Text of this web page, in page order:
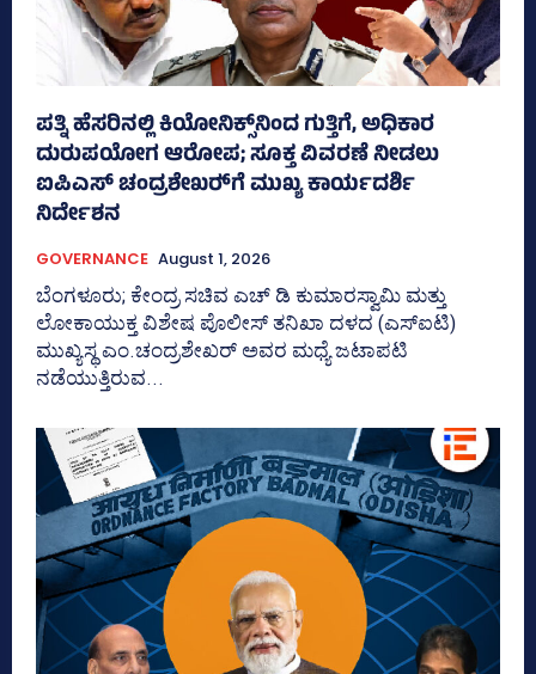
ಪತ್ನಿ ಹೆಸರಿನಲ್ಲಿ ಕಿಯೋನಿಕ್ಸ್‌ನಿಂದ ಗುತ್ತಿಗೆ, ಅಧಿಕಾರ
ದುರುಪಯೋಗ ಆರೋಪ; ಸೂಕ್ತ ವಿವರಣೆ ನೀಡಲು
ಐಪಿಎಸ್‌ ಚಂದ್ರಶೇಖರ್‍‌ಗೆ ಮುಖ್ಯ ಕಾರ್ಯದರ್ಶಿ
ನಿರ್ದೇಶನ
GOVERNANCE August 1, 2026
ಬೆಂಗಳೂರು; ಕೇಂದ್ರ ಸಚಿವ ಎಚ್‌ ಡಿ ಕುಮಾರಸ್ವಾಮಿ ಮತ್ತು
ಲೋಕಾಯುಕ್ತ ವಿಶೇಷ ಪೊಲೀಸ್‌ ತನಿಖಾ ದಳದ (ಎಸ್‌ಐಟಿ)
ಮುಖ್ಯಸ್ಥ ಎಂ.ಚಂದ್ರಶೇಖರ್‌ ಅವರ ಮಧ್ಯೆ ಜಟಾಪಟಿ
ನಡೆಯುತ್ತಿರುವ...